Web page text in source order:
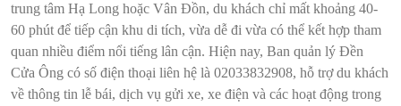
trung tâm Hạ Long hoặc Vân Đồn, du khách chỉ mất khoảng 40-
60 phút để tiếp cận khu di tích, vừa dễ đi vừa có thể kết hợp tham
quan nhiều điểm nổi tiếng lân cận. Hiện nay, Ban quản lý Đền
Cửa Ông có số điện thoại liên hệ là 02033832908, hỗ trợ du khách
về thông tin lễ bái, dịch vụ gửi xe, xe điện và các hoạt động trong